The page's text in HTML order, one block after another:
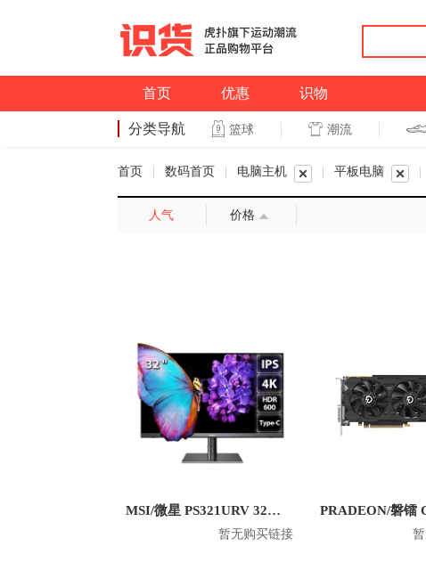
首页 优惠 识物
分类导航 篮球 潮流
首页 数码首页 电脑主机 平板电脑
人气 价格
MSI/微星 PS321URV 32英寸4K显示屏
暂无购买链接